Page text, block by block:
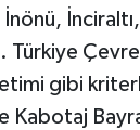
Türkiye
gibi